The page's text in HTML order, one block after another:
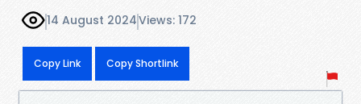
14 August 2024Views: 172
Copy Link Copy Shortlink